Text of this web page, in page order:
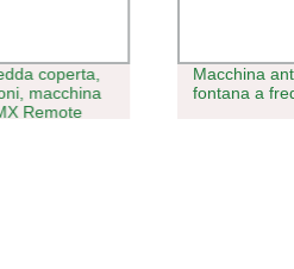
coperta,
macchina
Remote
Macchina
fontana a